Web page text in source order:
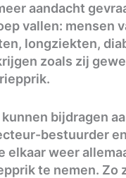
aandacht
vallen: mensen
longziekten,
zoals zij
bijdragen
bestuurder
elkaar weer
te nemen. Zo